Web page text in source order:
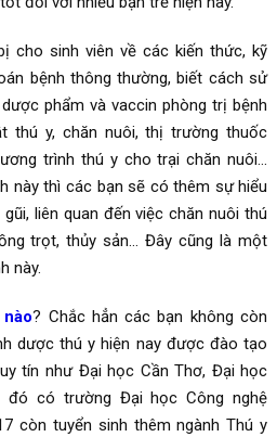
cho sinh viên về các kiến thức, kỹ
bệnh thông thường, biết cách sử
phẩm và vaccin phòng trị bệnh
thú y, chăn nuôi, thị trường thuốc
trình thú y cho trại chăn nuôi…
này thì các bạn sẽ có thêm sự hiểu
liên quan đến việc chăn nuôi thú
trọt, thủy sản… Đây cũng là một
này.
? Chắc hẳn các bạn không còn
dược thú y hiện nay được đào tạo
tín như Đại học Cần Thơ, Đại học
đó có trường Đại học Công nghệ
còn tuyển sinh thêm ngành Thú y